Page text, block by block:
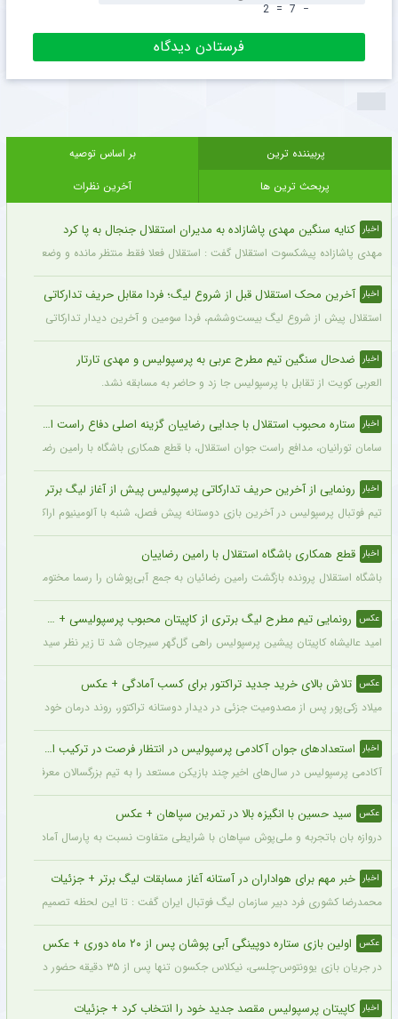
−
7
=
2
پربیننده ترین
بر اساس توصیه
پربحث ترین ها
آخرین نظرات
اخبار کنایه سنگین مهدی پاشازاده به مدیران استقلال جنجال به پا کرد
مهدی پاشازاده پیشکسوت استقلال گفت : استقلال فعلا فقط منتظر مانده و وضعیت
اخبار آخرین محک استقلال قبل از شروع لیگ؛ فردا مقابل حریف تدارکاتی
استقلال پیش از شروع لیگ بیست‌وششم، فردا سومین و آخرین دیدار تدارکاتی خود را
اخبار ضدحال سنگین تیم مطرح عربی به پرسپولیس و مهدی تارتار
العربی کویت از تقابل با پرسپولیس جا زد و حاضر به مسابقه نشد.
اخبار ستاره محبوب استقلال با جدایی رضاییان گزینه اصلی دفاع راست این تیم
سامان تورانیان، مدافع راست جوان استقلال، با قطع همکاری باشگاه با رامین رضاییان،
اخبار رونمایی از آخرین حریف تدارکاتی پرسپولیس پیش از آغاز لیگ برتر
تیم فوتبال پرسپولیس در آخرین بازی دوستانه پیش فصل، شنبه با آلومینیوم اراک دیدار
اخبار قطع همکاری باشگاه استقلال با رامین رضاییان
باشگاه استقلال پرونده بازگشت رامین رضائیان به جمع آبی‌پوشان را رسما مختومه اعلام
عکس رونمایی تیم مطرح لیگ برتری از کاپیتان محبوب پرسپولیسی + سند
امید عالیشاه کاپیتان پیشین پرسپولیس راهی گل‌گهر سیرجان شد تا زیر نظر سیدمهدی
عکس تلاش بالای خرید جدید تراکتور برای کسب آمادگی + عکس
میلاد زکی‌پور پس از مصدومیت جزئی در دیدار دوستانه تراکتور، روند درمان خود را
اخبار استعدادهای جوان آکادمی پرسپولیس در انتظار فرصت در ترکیب اصلی
آکادمی پرسپولیس در سال‌های اخیر چند بازیکن مستعد را به تیم بزرگسالان معرفی
عکس سید حسین با انگیزه بالا در تمرین سپاهان + عکس
دروازه بان باتجربه و ملی‌پوش سپاهان با شرایطی متفاوت نسبت به پارسال آماده شروع
اخبار خبر مهم برای هواداران در آستانه آغاز مسابقات لیگ برتر + جزئیات
محمدرضا کشوری فرد دبیر سازمان لیگ فوتبال ایران گفت : تا این لحظه تصمیم بر این
عکس اولین بازی ستاره دوپینگی آبی پوشان پس از ۲۰ ماه دوری + عکس
در جریان بازی یوونتوس-چلسی، نیکلاس جکسون تنها پس از ۳۵ دقیقه حضور در زمین تعویض شد و در همین مسابقه میخایلو مودریک نخستین بازی خود را پس از ۲۰ ماه برای چلسی انجام داد.
اخبار کاپیتان پرسپولیس مقصد جدید خود را انتخاب کرد + جزئیات